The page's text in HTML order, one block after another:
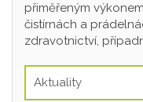
přiměřeným
čistírnách a
zdravotnictví,
Aktuality